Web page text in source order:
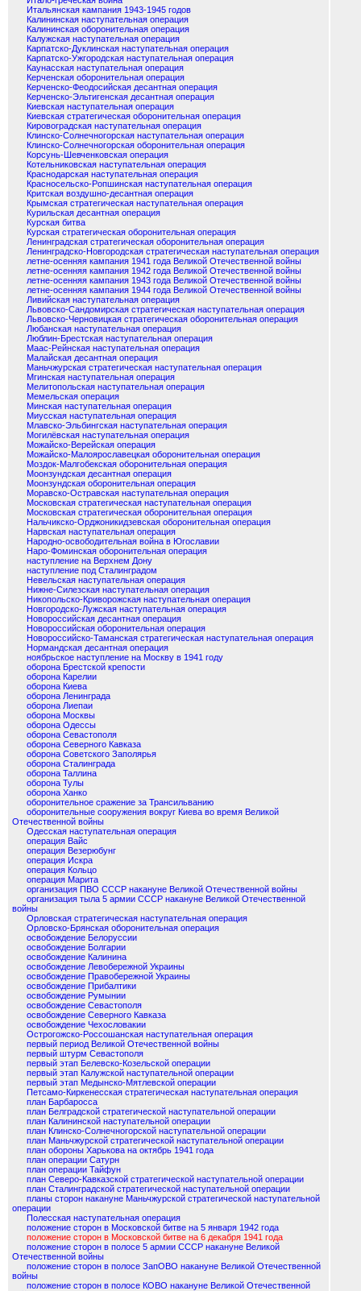
Итальянская кампания 1943-1945 годов
Калининская наступательная операция
Калининская оборонительная операция
Калужская наступательная операция
Карпатско-Дуклинская наступательная операция
Карпатско-Ужгородская наступательная операция
Каунасская наступательная операция
Керченская оборонительная операция
Керченско-Феодосийская десантная операция
Керченско-Эльтигенская десантная операция
Киевская наступательная операция
Киевская стратегическая оборонительная операция
Кировоградская наступательная операция
Клинско-Солнечногорская наступательная операция
Клинско-Солнечногорская оборонительная операция
Корсунь-Шевченковская операция
Котельниковская наступательная операция
Краснодарская наступательная операция
Красносельско-Ропшинская наступательная операция
Критская воздушно-десантная операция
Крымская стратегическая наступательная операция
Курильская десантная операция
Курская битва
Курская стратегическая оборонительная операция
Ленинградская стратегическая оборонительная операция
Ленинградско-Новгородская стратегическая наступательная операция
летне-осенняя кампания 1941 года Великой Отечественной войны
летне-осенняя кампания 1942 года Великой Отечественной войны
летне-осенняя кампания 1943 года Великой Отечественной войны
летне-осенняя кампания 1944 года Великой Отечественной войны
Ливийская наступательная операция
Львовско-Сандомирская стратегическая наступательная операция
Львовско-Черновицкая стратегическая оборонительная операция
Любанская наступательная операция
Люблин-Брестская наступательная операция
Маас-Рейнская наступательная операция
Малайская десантная операция
Маньчжурская стратегическая наступательная операция
Мгинская наступательная операция
Мелитопольская наступательная операция
Мемельская операция
Минская наступательная операция
Миусская наступательная операция
Млавско-Эльбингская наступательная операция
Могилёвская наступательная операция
Можайско-Верейская операция
Можайско-Малоярославецкая оборонительная операция
Моздок-Малгобекская оборонительная операция
Моонзундская десантная операция
Моонзундская оборонительная операция
Моравско-Остравская наступательная операция
Московская стратегическая наступательная операция
Московская стратегическая оборонительная операция
Нальчикско-Орджоникидзевская оборонительная операция
Нарвская наступательная операция
Народно-освободительная война в Югославии
Наро-Фоминская оборонительная операция
наступление на Верхнем Дону
наступление под Сталинградом
Невельская наступательная операция
Нижне-Силезская наступательная операция
Никопольско-Криворожская наступательная операция
Новгородско-Лужская наступательная операция
Новороссийская десантная операция
Новороссийская оборонительная операция
Новороссийско-Таманская стратегическая наступательная операция
Нормандская десантная операция
ноябрьское наступление на Москву в 1941 году
оборона Брестской крепости
оборона Карелии
оборона Киева
оборона Ленинграда
оборона Лиепаи
оборона Москвы
оборона Одессы
оборона Севастополя
оборона Северного Кавказа
оборона Советского Заполярья
оборона Сталинграда
оборона Таллина
оборона Тулы
оборона Ханко
оборонительное сражение за Трансильванию
оборонительные сооружения вокруг Киева во время Великой
Отечественной войны
Одесская наступательная операция
операция Вайс
операция Везерюбунг
операция Искра
операция Кольцо
операция Марита
организация ПВО СССР накануне Великой Отечественной войны
организация тыла 5 армии СССР накануне Великой Отечественной
войны
Орловская стратегическая наступательная операция
Орловско-Брянская оборонительная операция
освобождение Белоруссии
освобождение Болгарии
освобождение Калинина
освобождение Левобережной Украины
освобождение Правобережной Украины
освобождение Прибалтики
освобождение Румынии
освобождение Севастополя
освобождение Северного Кавказа
освобождение Чехословакии
Острогожско-Россошанская наступательная операция
первый период Великой Отечественной войны
первый штурм Севастополя
первый этап Белевско-Козельской операции
первый этап Калужской наступательной операции
первый этап Медынско-Мятлевской операции
Петсамо-Киркенесская стратегическая наступательная операция
план Барбаросса
план Белградской стратегической наступательной операции
план Калининской наступательной операции
план Клинско-Солнечногорской наступательной операции
план Маньчжурской стратегической наступательной операции
план обороны Харькова на октябрь 1941 года
план операции Сатурн
план операции Тайфун
план Северо-Кавказской стратегической наступательной операции
план Сталинградской стратегической наступательной операции
планы сторон накануне Маньчжурской стратегической наступательной
операции
Полесская наступательная операция
положение сторон в Московской битве на 5 января 1942 года
положение сторон в Московской битве на 6 декабря 1941 года
положение сторон в полосе 5 армии СССР накануне Великой
Отечественной войны
положение сторон в полосе ЗапОВО накануне Великой Отечественной
войны
положение сторон в полосе КОВО накануне Великой Отечественной